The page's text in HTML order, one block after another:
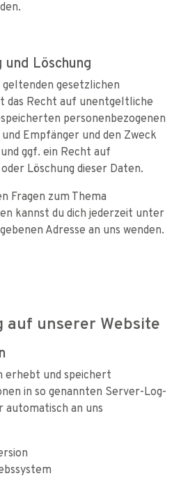
Löschung
gesetzlichen
das Recht auf unentgeltliche
personenbezogenen
Empfänger und den Zweck
ggf. ein Recht auf
Löschung dieser Daten.
Fragen zum Thema
kannst du dich jederzeit unter
Adresse an uns wenden.
auf unserer Website
erhebt und speichert
in so genannten Server-Log-
automatisch an uns